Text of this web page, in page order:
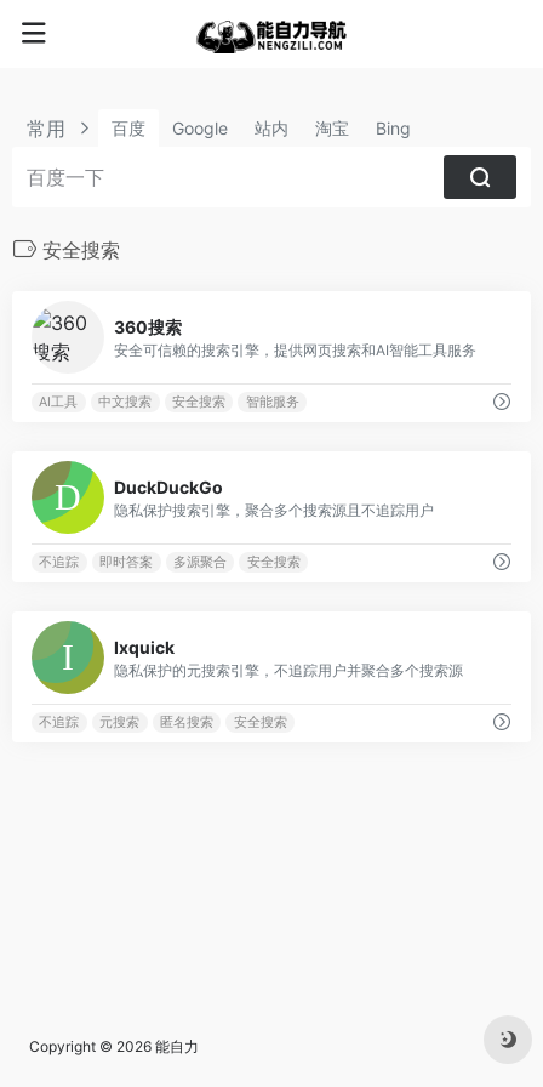
常用 百度 Google 站内 淘宝 Bing
安全搜索
360搜索
安全可信赖的搜索引擎，提供网页搜索和AI智能工具服务
AI工具 中文搜索 安全搜索 智能服务
DuckDuckGo
隐私保护搜索引擎，聚合多个搜索源且不追踪用户
不追踪 即时答案 多源聚合 安全搜索
Ixquick
隐私保护的元搜索引擎，不追踪用户并聚合多个搜索源
不追踪 元搜索 匿名搜索 安全搜索
Copyright © 2026 能自力